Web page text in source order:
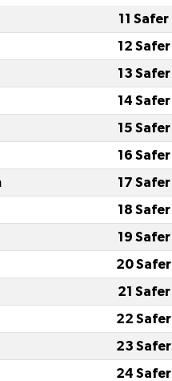
11
12
13
14
15
16
17
18
19
20
21
22
23
24